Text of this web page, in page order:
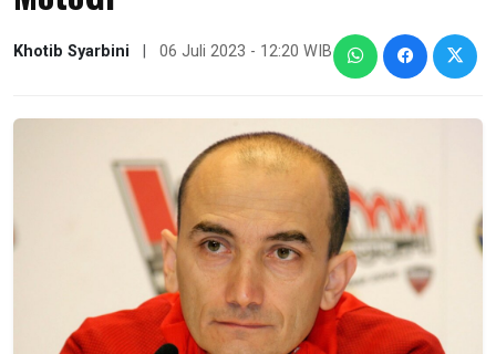
Khotib Syarbini 06 Juli 2023 - 12:20 WIB